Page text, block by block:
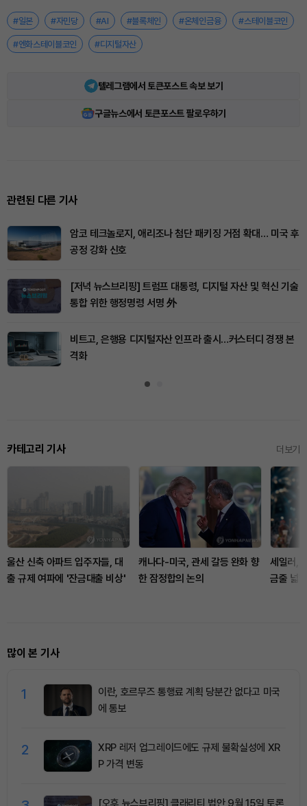
#일본 #자민당 #AI #블록체인 #온체인금융 #스테이블코인
#엔화스테이블코인 #디지털자산
텔레그램에서 토큰포스트 속보 보기
구글뉴스에서 토큰포스트 팔로우하기
관련된 다른 기사
암코 테크놀로지, 애리조나 첨단 패키징 거점 확대… 미국 후
공정 강화 신호
[저녁 뉴스브리핑] 트럼프 대통령, 디지털 자산 및 혁신 기술
통합 위한 행정명령 서명 外
비트고, 은행용 디지털자산 인프라 출시…커스터디 경쟁 본
격화
카테고리 기사 더보기
울산 신축 아파트 입주자들, 대
출 규제 여파에 '잔금대출 비상'
캐나다-미국, 관세 갈등 완화 향
한 잠정합의 논의
세일러,
금줄 넓
많이 본 기사
1
이란, 호르무즈 통행료 계획 당분간 없다고 미국
에 통보
2
XRP 레저 업그레이드에도 규제 불확실성에 XR
P 가격 변동
[오후 뉴스브리핑] 클래리티 법안 9월 15일 토론